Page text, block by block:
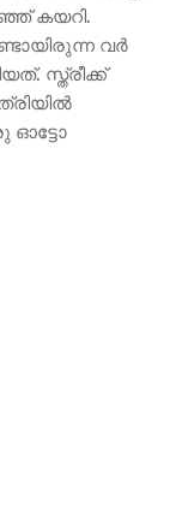
കയറി.
വർ
സ്ത്രീക്ക്
ഓട്ടോ